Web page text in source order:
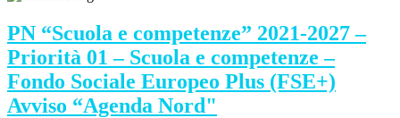
PN “Scuola e competenze” 2021-2027 –
Priorità 01 – Scuola e competenze –
Fondo Sociale Europeo Plus (FSE+)
Avviso “Agenda Nord"